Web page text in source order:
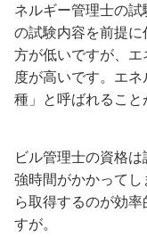
ネルギー管理士の
の試験内容を前提
方が低いですが、
度が高いです。エ
種」と呼ばれること
ビル管理士の資格
強時間がかかって
ら取得するのが効
すが。